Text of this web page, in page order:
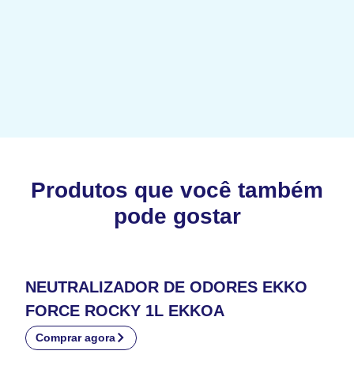
Produtos que você também
pode gostar
NEUTRALIZADOR DE ODORES EKKO
FORCE ROCKY 1L EKKOA
Comprar agora